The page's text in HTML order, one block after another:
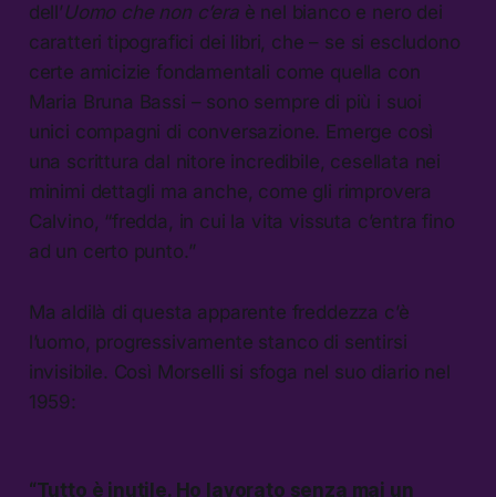
dell’Uomo che non c’era è nel bianco e nero dei
caratteri tipografici dei libri, che – se si escludono
certe amicizie fondamentali come quella con
Maria Bruna Bassi – sono sempre di più i suoi
unici compagni di conversazione. Emerge così
una scrittura dal nitore incredibile, cesellata nei
minimi dettagli ma anche, come gli rimprovera
Calvino, “fredda, in cui la vita vissuta c’entra fino
ad un certo punto.”
Ma aldilà di questa apparente freddezza c’è
l’uomo, progressivamente stanco di sentirsi
invisibile. Così Morselli si sfoga nel suo diario nel
1959:
“Tutto è inutile. Ho lavorato senza mai un